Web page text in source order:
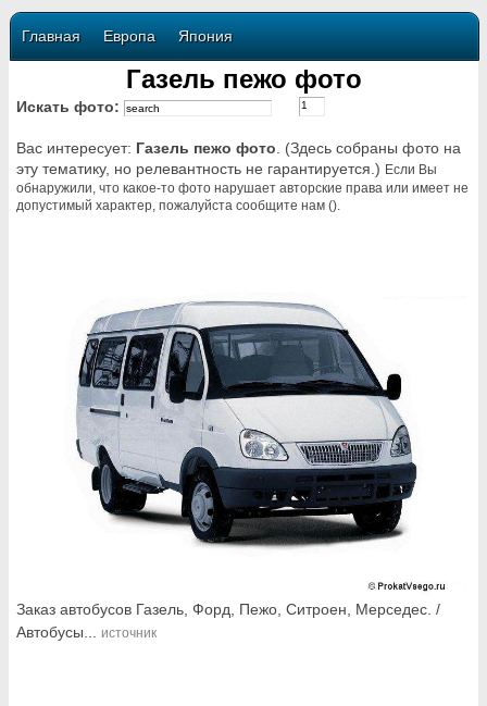
Главная Европа Япония
Газель пежо фото
Искать фото:
Вас интересует: Газель пежо фото . (Здесь собраны фото на
эту тематику, но релевантность не гарантируется.) Если Вы
обнаружили, что какое-то фото нарушает авторские права или имеет не
допустимый характер, пожалуйста сообщите нам ().
Заказ автобусов Газель, Форд, Пежо, Ситроен, Мерседес. /
Автобусы...
источник